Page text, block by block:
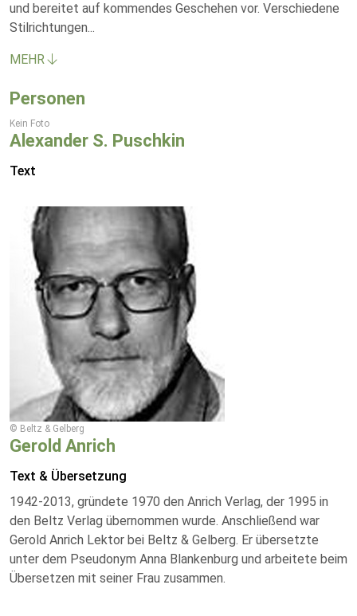
und bereitet auf kommendes Geschehen vor. Verschiedene
Stilrichtungen...
MEHR
Personen
Kein Foto
Alexander S. Puschkin
Text
© Beltz & Gelberg
Gerold Anrich
Text & Übersetzung
1942-2013, gründete 1970 den Anrich Verlag, der 1995 in
den Beltz Verlag übernommen wurde. Anschließend war
Gerold Anrich Lektor bei Beltz & Gelberg. Er übersetzte
unter dem Pseudonym Anna Blankenburg und arbeitete beim
Übersetzen mit seiner Frau zusammen.